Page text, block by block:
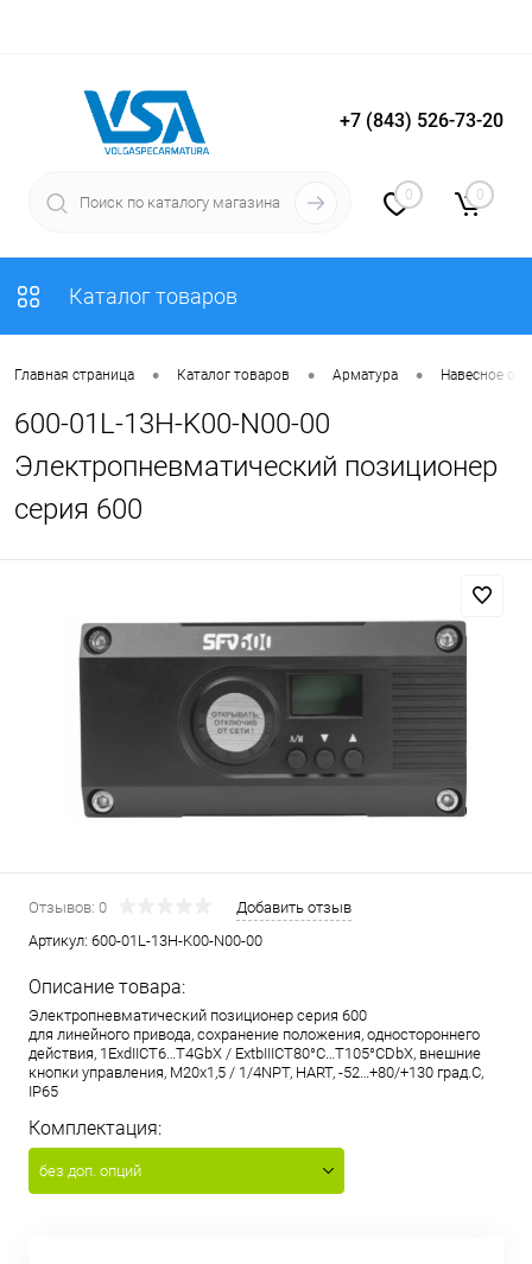
Вход Регистрация
+7 (843) 526-73-20
0 0
Каталог товаров
Главная страница • Каталог товаров • Арматура • Навесное
600-01L-13H-K00-N00-00
Электропневматический позиционер
серия 600
Отзывов: 0
Добавить отзыв
Артикул: 600-01L-13H-K00-N00-00
Описание товара:
Электропневматический позиционер серия 600
для линейного привода, сохранение положения, одностороннего
действия, 1ExdIICT6…T4GbX / ExtbIIICT80°C…T105°CDbX, внешние
кнопки управления, M20x1,5 / 1/4NPT, HART, -52…+80/+130 град.С,
IP65
Комплектация:
без доп. опций